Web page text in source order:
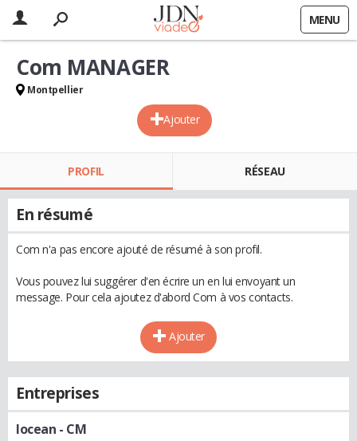
MENU
Ajouter
Com MANAGER
Montpellier
PROFIL RÉSEAU
En résumé
Com n'a pas encore ajouté de résumé à son profil.
Vous pouvez lui suggérer d'en écrire un en lui envoyant un
message. Pour cela ajoutez d'abord Com à vos contacts.
Ajouter
Entreprises
Iocean - CM